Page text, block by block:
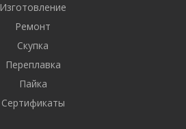
Изготовление
Ремонт
Скупка
Переплавка
Пайка
Сертификаты